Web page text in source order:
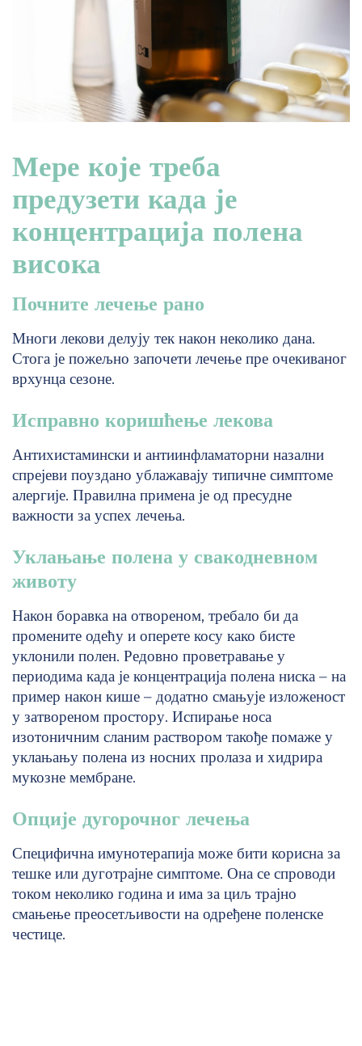
Мере које треба
предузети када је
концентрација полена
висока
Почните лечење рано
Многи лекови делују тек након неколико дана.
Стога је пожељно започети лечење пре очекиваног
врхунца сезоне.
Исправно коришћење лекова
Антихистамински и антиинфламаторни назални
спрејеви поуздано ублажавају типичне симптоме
алергије. Правилна примена је од пресудне
важности за успех лечења.
Уклањање полена у свакодневном
животу
Након боравка на отвореном, требало би да
промените одећу и оперете косу како бисте
уклонили полен. Редовно проветравање у
периодима када је концентрација полена ниска – на
пример након кише – додатно смањује изложеност
у затвореном простору. Испирање носа
изотоничним сланим раствором такође помаже у
уклањању полена из носних пролаза и хидрира
мукозне мембране.
Опције дугорочног лечења
Специфична имунотерапија може бити корисна за
тешке или дуготрајне симптоме. Она се спроводи
током неколико година и има за циљ трајно
смањење преосетљивости на одређене поленске
честице.